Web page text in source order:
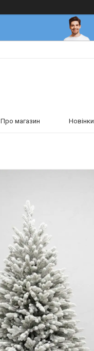
Про магазин Новінки